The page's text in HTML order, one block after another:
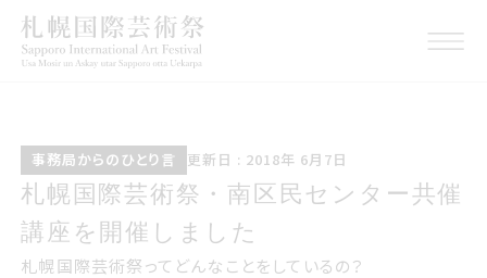
事務局からのひとりごと
事務局からのひとり言
こうしんび 2018年 ろく
がつ7日
更新日 : 2018年 6月7日
札幌国際げいじゅつさい南区民セン
ター共催講座を開催しました
札幌国際芸術祭・南区民センター共催
講座を開催しました
札幌国際芸術祭ってどんなことをしているの？